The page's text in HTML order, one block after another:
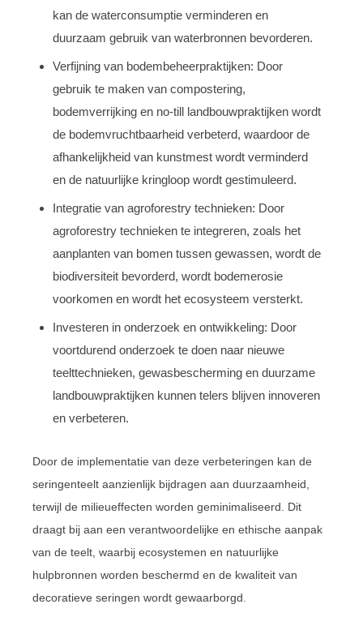
kan de waterconsumptie verminderen en
duurzaam gebruik van waterbronnen bevorderen.
Verfijning van bodembeheerpraktijken: Door
gebruik te maken van compostering,
bodemverrijking en no-till landbouwpraktijken wordt
de bodemvruchtbaarheid verbeterd, waardoor de
afhankelijkheid van kunstmest wordt verminderd
en de natuurlijke kringloop wordt gestimuleerd.
Integratie van agroforestry technieken: Door
agroforestry technieken te integreren, zoals het
aanplanten van bomen tussen gewassen, wordt de
biodiversiteit bevorderd, wordt bodemerosie
voorkomen en wordt het ecosysteem versterkt.
Investeren in onderzoek en ontwikkeling: Door
voortdurend onderzoek te doen naar nieuwe
teelttechnieken, gewasbescherming en duurzame
landbouwpraktijken kunnen telers blijven innoveren
en verbeteren.
Door de implementatie van deze verbeteringen kan de
seringenteelt aanzienlijk bijdragen aan duurzaamheid,
terwijl de milieueffecten worden geminimaliseerd. Dit
draagt bij aan een verantwoordelijke en ethische aanpak
van de teelt, waarbij ecosystemen en natuurlijke
hulpbronnen worden beschermd en de kwaliteit van
decoratieve seringen wordt gewaarborgd.